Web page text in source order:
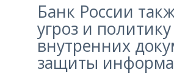
Банк России
угроз и
внутренних
защиты